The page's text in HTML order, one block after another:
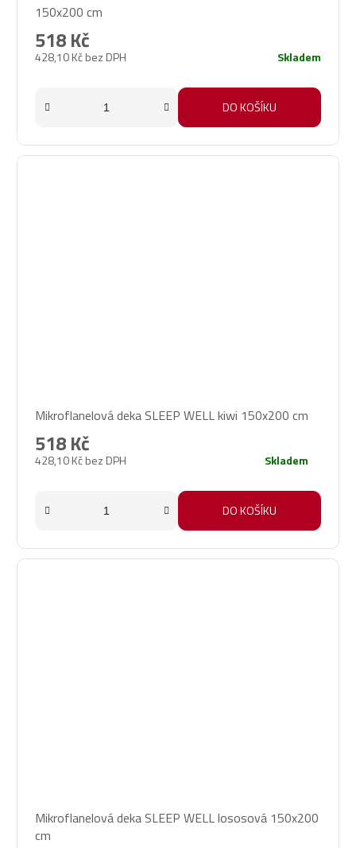
150x200 cm
428,10 Kč bez DPH
518 Kč
Skladem
DO KOŠÍKU
Mikroflanelová deka SLEEP WELL kiwi 150x200 cm
428,10 Kč bez DPH
518 Kč
Skladem
DO KOŠÍKU
Mikroflanelová deka SLEEP WELL lososová 150x200
cm